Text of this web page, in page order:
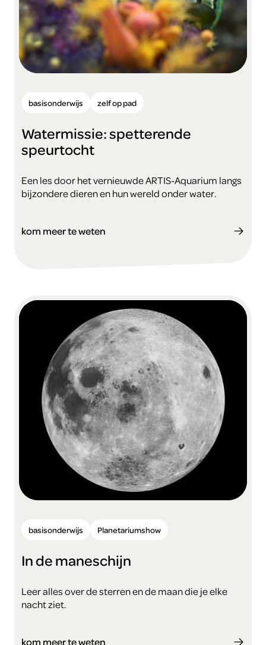
Watermissie: spetterende
speurtocht
basisonderwijs zelf op pad
Een les door het vernieuwde ARTIS-Aquarium langs
bijzondere dieren en hun wereld onder water.
kom meer te weten
In de maneschijn
basisonderwijs Planetariumshow
Leer alles over de sterren en de maan die je elke
nacht ziet.
kom meer te weten